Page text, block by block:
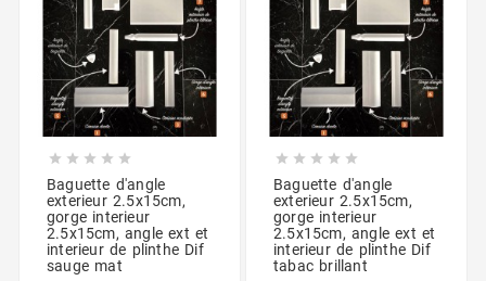
    
Baguette d'angle
exterieur 2.5x15cm,
gorge interieur
2.5x15cm, angle ext et
interieur de plinthe Dif
sauge mat
    
Baguette d'angle
exterieur 2.5x15cm,
gorge interieur
2.5x15cm, angle ext et
interieur de plinthe Dif
tabac brillant